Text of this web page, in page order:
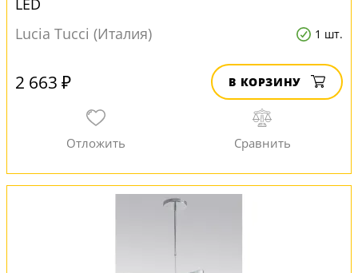
LED
Lucia Tucci (Италия)
1 шт.
2 663 ₽ В КОРЗИНУ